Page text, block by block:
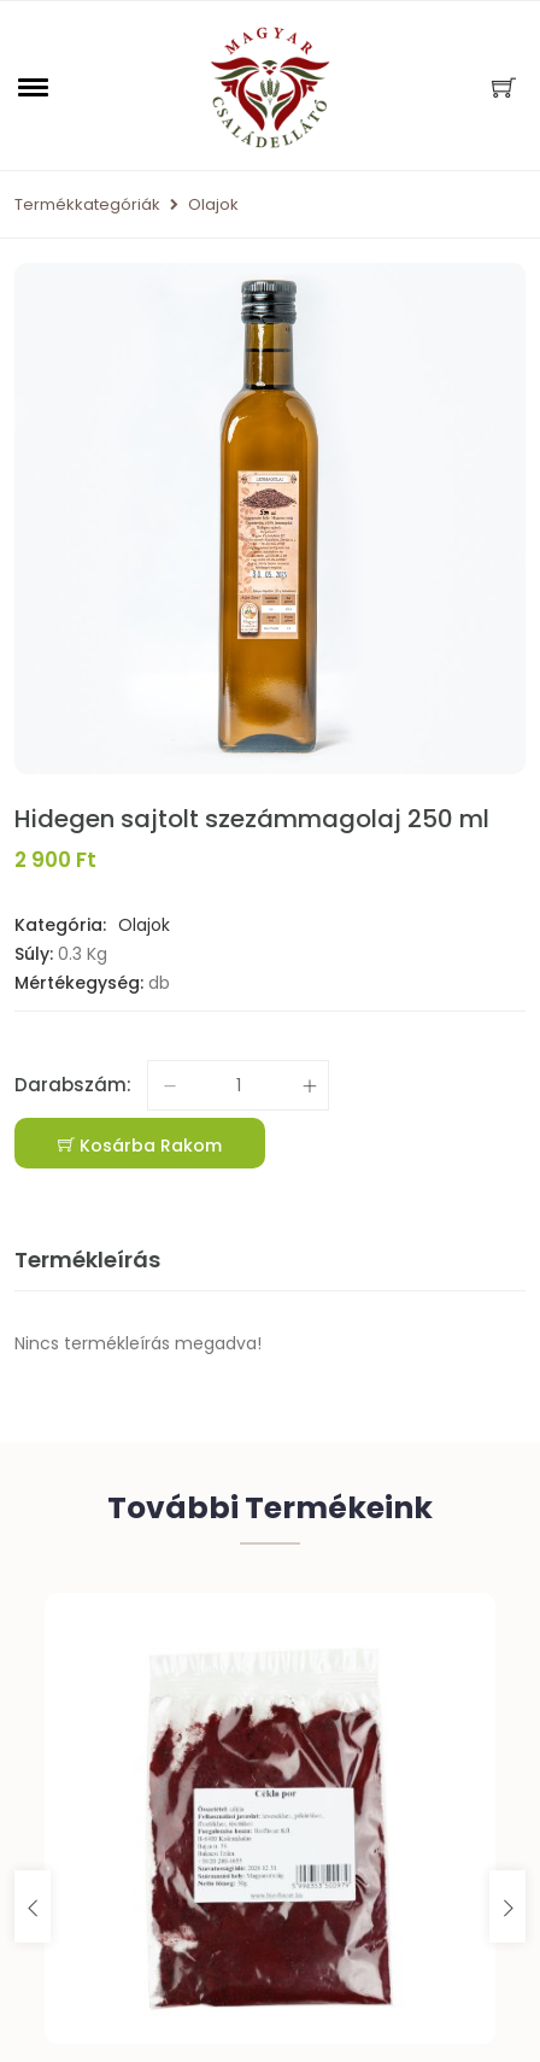
Termékkategóriák Olajok
Hidegen sajtolt szezámmagolaj 250 ml
2 900 Ft
Kategória: Olajok
Súly: 0.3 Kg
Mértékegység: db
Darabszám:
Kosárba Rakom
Termékleírás
Nincs termékleírás megadva!
További Termékeink